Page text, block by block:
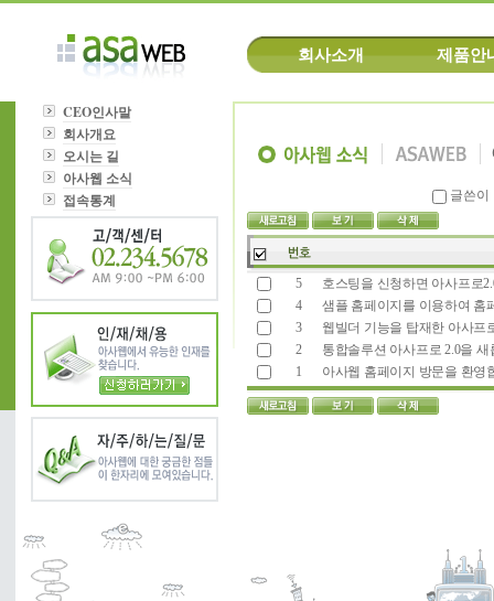
회사소개 제품안
CEO인사말
회사개요
오시는 길
아사웹 소식
접속통계
글쓴이
5
호스팅을 신청하면 아사프로
4
샘플 홈페이지를 이용하여 홈
3
웹빌더 기능을 탑재한 아사프
2
통합솔루션 아사프로 2.0을
1
아사웹 홈페이지 방문을 환영